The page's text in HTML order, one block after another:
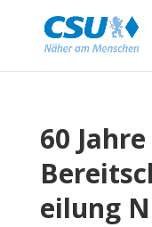
60
eilung